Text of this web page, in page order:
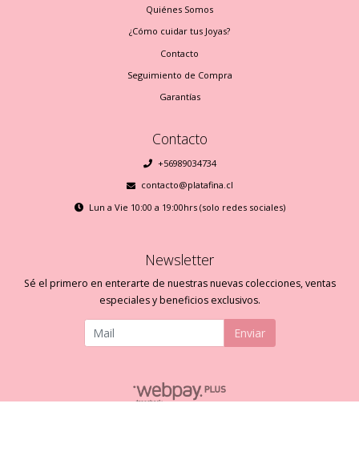
Quiénes Somos
¿Cómo cuidar tus Joyas?
Contacto
Seguimiento de Compra
Garantías
Contacto
+56989034734
contacto@platafina.cl
Lun a Vie 10:00 a 19:00hrs (solo redes sociales)
Newsletter
Sé el primero en enterarte de nuestras nuevas colecciones, ventas
especiales y beneficios exclusivos.
Enviar